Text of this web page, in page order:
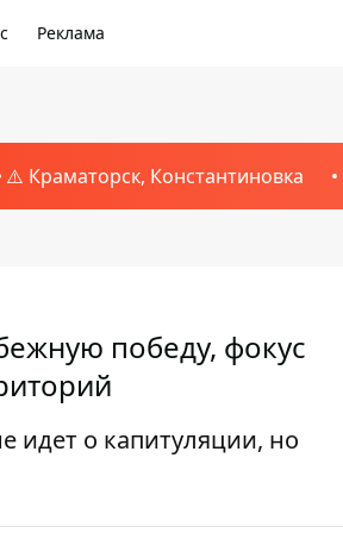
Реклама
⚠️ Краматорск, Константиновка
победу, фокус
идет о капитуляции, но